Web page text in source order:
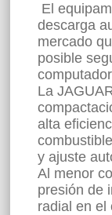
El
descarga
mercado
posible
La
alta
y ajuste
Al menor
presión de
radial en el